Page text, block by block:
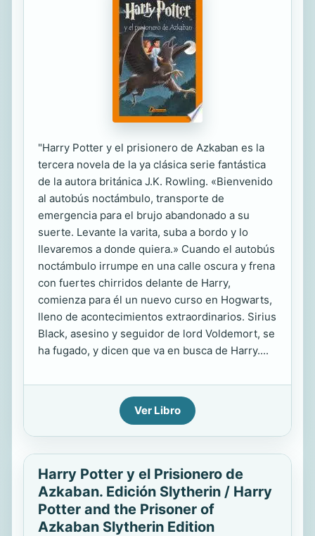
"Harry Potter y el prisionero de Azkaban es la
tercera novela de la ya clásica serie fantástica
de la autora británica J.K. Rowling. «Bienvenido
al autobús noctámbulo, transporte de
emergencia para el brujo abandonado a su
suerte. Levante la varita, suba a bordo y lo
llevaremos a donde quiera.» Cuando el autobús
noctámbulo irrumpe en una calle oscura y frena
con fuertes chirridos delante de Harry,
comienza para él un nuevo curso en Hogwarts,
lleno de acontecimientos extraordinarios. Sirius
Black, asesino y seguidor de lord Voldemort, se
ha fugado, y dicen que va en busca de Harry....
Ver Libro
Harry Potter y el Prisionero de
Azkaban. Edición Slytherin / Harry
Potter and the Prisoner of
Azkaban Slytherin Edition